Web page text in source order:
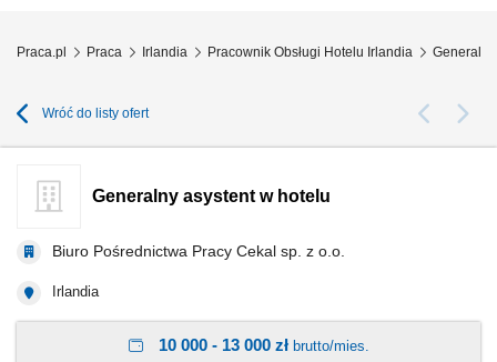
Praca.pl Praca Irlandia Pracownik Obsługi Hotelu Irlandia
Wróć do listy ofert
Generalny asystent w hotelu
Biuro Pośrednictwa Pracy Cekal sp. z o.o.
Irlandia
10 000 - 13 000 złbrutto/mies.